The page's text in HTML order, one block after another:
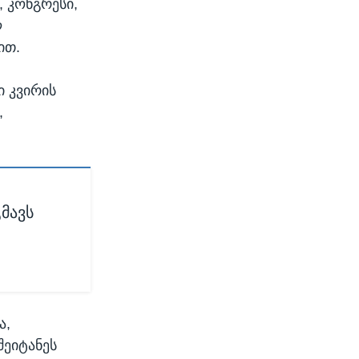
კონგრესი,
კვირის